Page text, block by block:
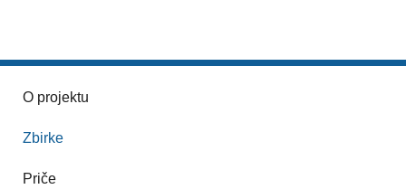
O projektu
Zbirke
Priče